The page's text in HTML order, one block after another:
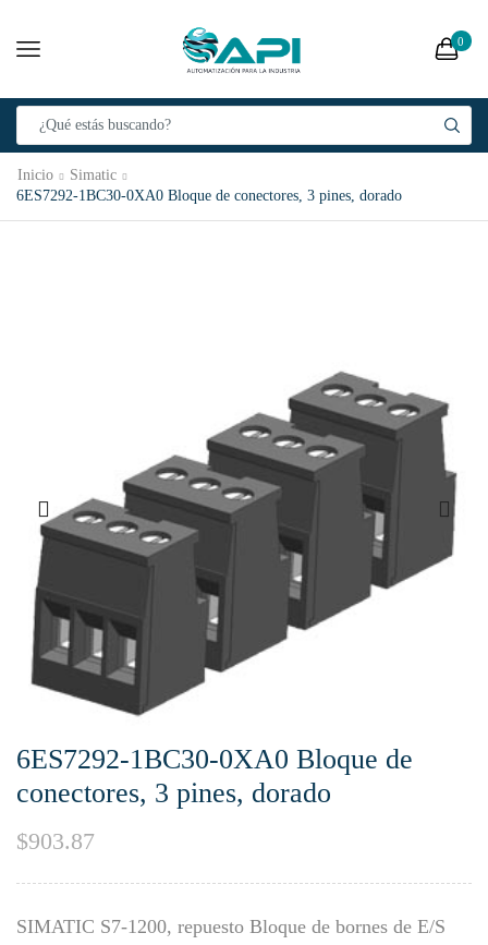
0
Inicio
Simatic
6ES7292-1BC30-0XA0 Bloque de conectores, 3 pines, dorado
6ES7292-1BC30-0XA0 Bloque de
conectores, 3 pines, dorado
$903.87
SIMATIC S7-1200, repuesto Bloque de bornes de E/S